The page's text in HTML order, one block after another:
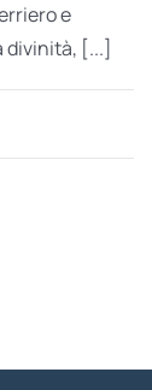
e
divinità, [...]